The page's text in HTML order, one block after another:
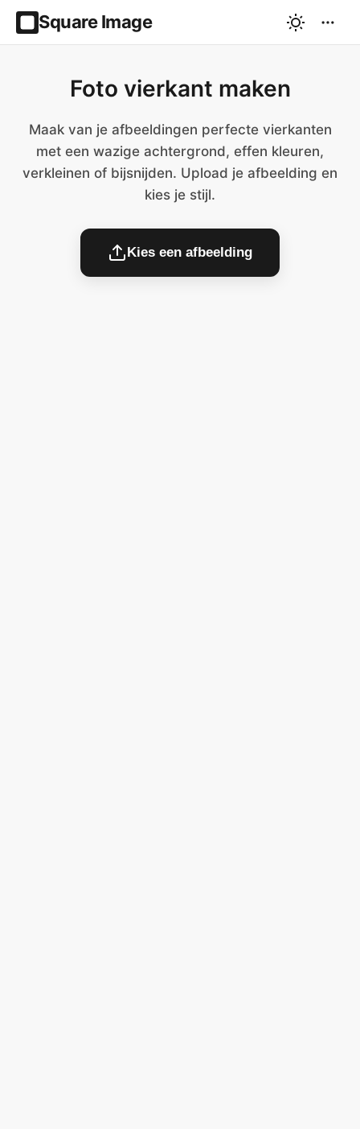
Square Image
Foto vierkant maken
Maak van je afbeeldingen perfecte vierkanten
met een wazige achtergrond, effen kleuren,
verkleinen of bijsnijden. Upload je afbeelding en
kies je stijl.
Kies een afbeelding